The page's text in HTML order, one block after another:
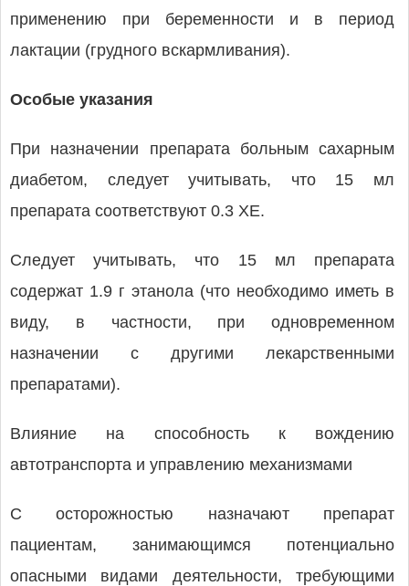
применению при беременности и в период
лактации (грудного вскармливания).
Особые указания
При назначении препарата больным сахарным
диабетом, следует учитывать, что 15 мл
препарата соответствуют 0.3 ХЕ.
Следует учитывать, что 15 мл препарата
содержат 1.9 г этанола (что необходимо иметь в
виду, в частности, при одновременном
назначении с другими лекарственными
препаратами).
Влияние на способность к вождению
автотранспорта и управлению механизмами
С осторожностью назначают препарат
пациентам, занимающимся потенциально
опасными видами деятельности, требующими